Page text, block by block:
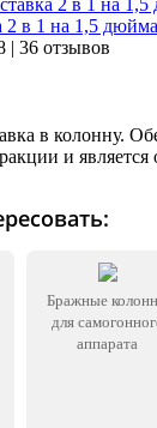
2 в 1 на 1,5 дюйма
| 36 отзывов
в колонну.
и
Бражные
для
аппарата